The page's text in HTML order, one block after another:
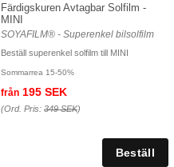
Färdigskuren Avtagbar Solfilm -
MINI
SOYAFILM® - Superenkel bilsolfilm
Beställ superenkel solfilm till MINI
Sommarrea 15-50%
från 195 SEK
(Ord. Pris: 349 SEK)